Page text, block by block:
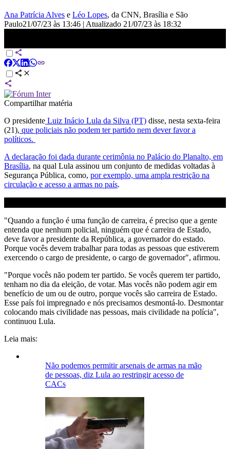
Ana Patrícia Alves e Léo Lopes, da CNN, Brasília e São
Paulo21/07/23 às 13:46 | Atualizado 21/07/23 às 18:32
Compartilhar matéria
O presidente Luiz Inácio Lula da Silva (PT) disse, nesta sexta-feira
(21), que policiais não podem ter partido nem dever favor a
políticos.
A declaração foi dada durante cerimônia no Palácio do Planalto, em
Brasília, na qual Lula assinou um conjunto de medidas voltadas à
Segurança Pública, como, por exemplo, uma ampla restrição na
circulação e acesso a armas no país.
"Quando a função é uma função de carreira, é preciso que a gente
entenda que nenhum policial, ninguém que é carreira de Estado,
deve favor a presidente da República, a governador do estado.
Porque vocês devem trabalhar para todas as pessoas que estiverem
exercendo o cargo de presidente, o cargo de governador", afirmou.
"Porque vocês não podem ter partido. Se vocês querem ter partido,
tenham no dia da eleição, de votar. Mas vocês não podem agir em
benefício de um ou de outro, porque vocês são carreira de Estado.
Esse país foi impregnado e nós precisamos desmontá-lo. Desmontar
colocando mais civilidade nas pessoas, mais civilidade na polícia",
continuou Lula.
Leia mais:
Não podemos permitir arsenais de armas na mão
de pessoas, diz Lula ao restringir acesso de
CACs